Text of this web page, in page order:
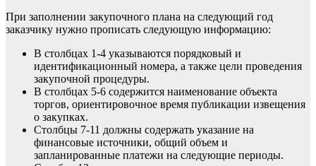
При заполнении закупочного плана на следующий год
заказчику нужно прописать следующую информацию:
В столбцах 1-4 указываются порядковый и
идентификационный номера, а также цели проведения
закупочной процедуры.
В столбцах 5-6 содержится наименование объекта
торгов, ориентировочное время публикации извещения
о закупках.
Столбцы 7-11 должны содержать указание на
финансовые источники, общий объем и
запланированные платежи на следующие периоды.